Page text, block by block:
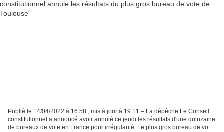
Publié le 14/04/2022 à 16:58 , mis à jour à 19:11 – La dépêche Le Conseil
constitutionnel a annoncé avoir annulé ce jeudi les résultats d'une quinzaine
de bureaux de vote en France pour irrégularité. Le plus gros bureau de vote